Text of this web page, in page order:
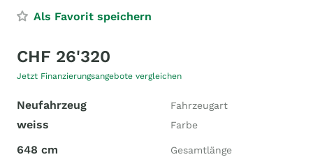
Als Favorit speichern
CHF 26'320
Jetzt Finanzierungsangebote vergleichen
Neufahrzeug Fahrzeugart
weiss Farbe
648 cm Gesamtlänge